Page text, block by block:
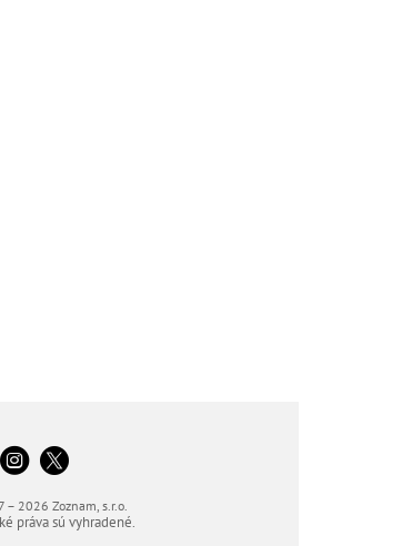
2026 Zoznam, s.r.o.
práva sú vyhradené.